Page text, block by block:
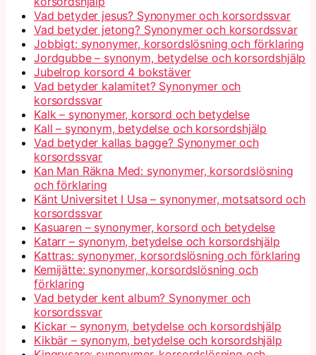
Vad betyder jesus? Synonymer och korsordssvar
Vad betyder jetong? Synonymer och korsordssvar
Jobbigt: synonymer, korsordslösning och förklaring
Jordgubbe – synonym, betydelse och korsordshjälp
Jubelrop korsord 4 bokstäver
Vad betyder kalamitet? Synonymer och
korsordssvar
Kalk – synonymer, korsord och betydelse
Kall – synonym, betydelse och korsordshjälp
Vad betyder kallas bagge? Synonymer och
korsordssvar
Kan Man Räkna Med: synonymer, korsordslösning
och förklaring
Känt Universitet I Usa – synonymer, motsatsord och
korsordssvar
Kasuaren – synonymer, korsord och betydelse
Katarr – synonym, betydelse och korsordshjälp
Kattras: synonymer, korsordslösning och förklaring
Kemijätte: synonymer, korsordslösning och
förklaring
Vad betyder kent album? Synonymer och
korsordssvar
Kickar – synonym, betydelse och korsordshjälp
Kikbär – synonym, betydelse och korsordshjälp